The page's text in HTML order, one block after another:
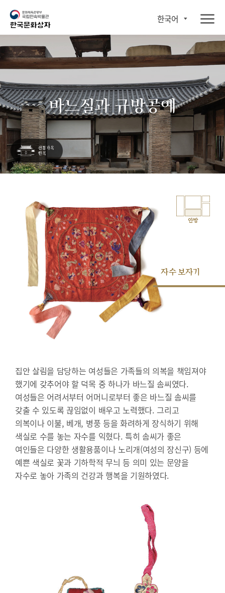
한국어
바느질과 규방공예
안방
자수 보자기
집안 살림을 담당하는 여성들은 가족들의 의복을 책임져야
했기에 갖추어야 할 덕목 중 하나가 바느질 솜씨였다.
여성들은 어려서부터 어머니로부터 좋은 바느질 솜씨를
갖출 수 있도록 끊임없이 배우고 노력했다. 그리고
의복이나 이불, 베개, 병풍 등을 화려하게 장식하기 위해
색실로 수를 놓는 자수를 익혔다. 특히 솜씨가 좋은
여인들은 다양한 생활용품이나 노리개(여성의 장신구) 등에
예쁜 색실로 꽃과 기하학적 무늬 등 의미 있는 문양을
자수로 놓아 가족의 건강과 행복을 기원하였다.